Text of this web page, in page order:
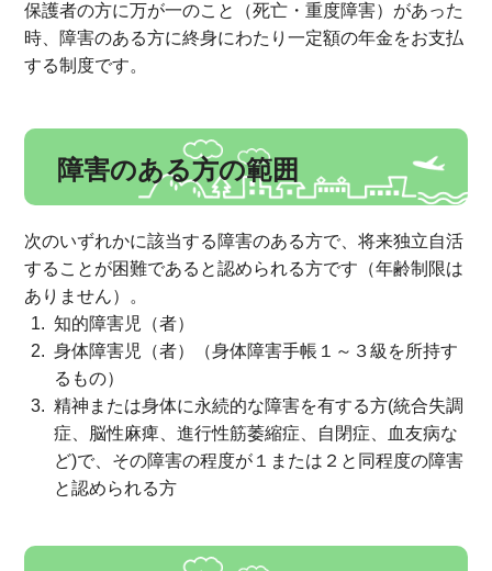
保護者の方に万が一のこと（死亡・重度障害）があった
時、障害のある方に終身にわたり一定額の年金をお支払
する制度です。
障害のある方の範囲
次のいずれかに該当する障害のある方で、将来独立自活
することが困難であると認められる方です（年齢制限は
ありません）。
知的障害児（者）
身体障害児（者）（身体障害手帳１～３級を所持す
るもの）
精神または身体に永続的な障害を有する方(統合失調
症、脳性麻痺、進行性筋萎縮症、自閉症、血友病な
ど)で、その障害の程度が１または２と同程度の障害
と認められる方